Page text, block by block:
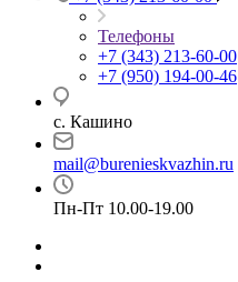
Телефоны
+7 (343) 213-60-00
+7 (950) 194-00-46
с. Кашино
mail@burenieskvazhin.ru
Пн-Пт 10.00-19.00